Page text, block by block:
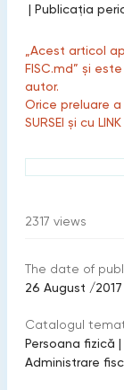
| Publicaţia
„Acest articol
FISC.md” și
autor.
Orice preluare
SURSEI și cu
2317 views
The date of
26 August /2017
Catalogul
Persoana fizică |
Administrare